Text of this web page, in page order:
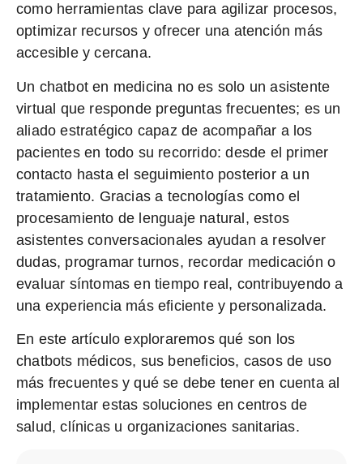
como herramientas clave para agilizar procesos,
optimizar recursos y ofrecer una atención más
accesible y cercana.
Un chatbot en medicina no es solo un asistente
virtual que responde preguntas frecuentes; es un
aliado estratégico capaz de acompañar a los
pacientes en todo su recorrido: desde el primer
contacto hasta el seguimiento posterior a un
tratamiento. Gracias a tecnologías como el
procesamiento de lenguaje natural, estos
asistentes conversacionales ayudan a resolver
dudas, programar turnos, recordar medicación o
evaluar síntomas en tiempo real, contribuyendo a
una experiencia más eficiente y personalizada.
En este artículo exploraremos qué son los
chatbots médicos, sus beneficios, casos de uso
más frecuentesy qué se debe tener en cuenta al
implementar estas soluciones en centros de
salud, clínicas u organizaciones sanitarias.